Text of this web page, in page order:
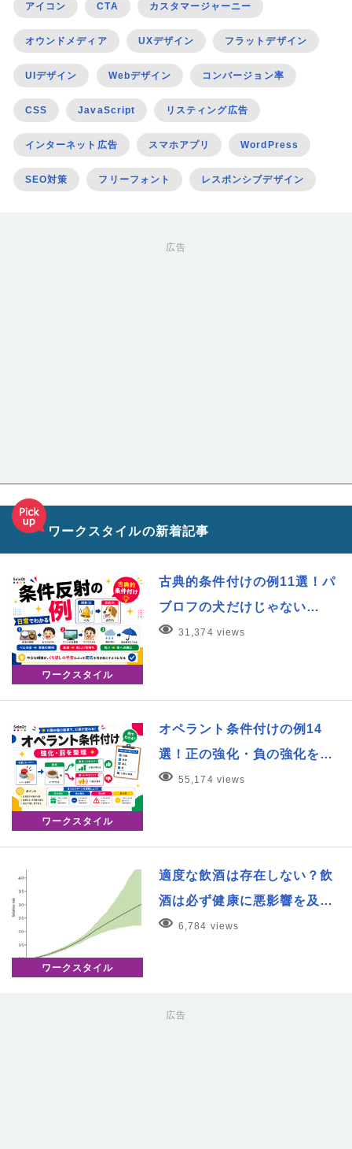
アイコン CTA カスタマージャーニー
オウンドメディア UXデザイン フラットデザイン
UIデザイン Webデザイン コンバージョン率
CSS JavaScript リスティング広告
インターネット広告 スマホアプリ WordPress
SEO対策 フリーフォント レスポンシブデザイン
広告
ワークスタイルの新着記事
ワークスタイル
古典的条件付けの例11選！パ
ブロフの犬だけじゃない…
31,374 views
ワークスタイル
オペラント条件付けの例14
選！正の強化・負の強化を…
55,174 views
ワークスタイル
適度な飲酒は存在しない？飲
酒は必ず健康に悪影響を及…
6,784 views
広告